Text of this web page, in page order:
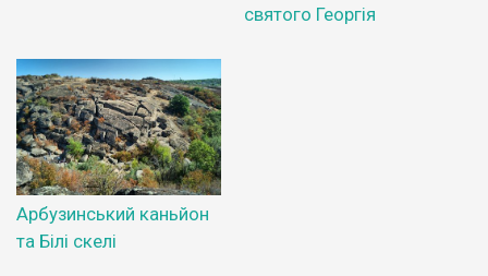
святого Георгія
Арбузинський каньйон
та Білі скелі